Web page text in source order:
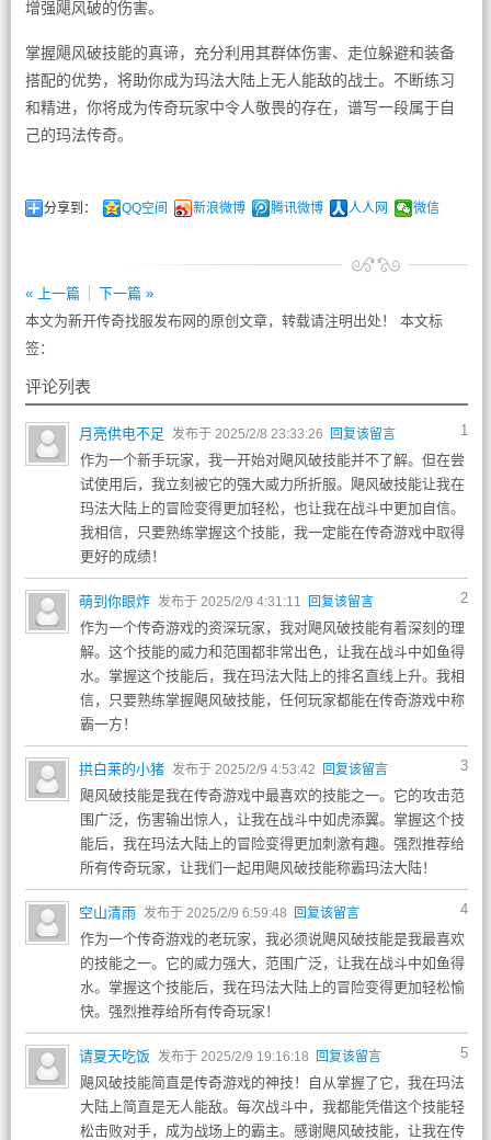
增强飓风破的伤害。
掌握飓风破技能的真谛，充分利用其群体伤害、走位躲避和装备
搭配的优势，将助你成为玛法大陆上无人能敌的战士。不断练习
和精进，你将成为传奇玩家中令人敬畏的存在，谱写一段属于自
己的玛法传奇。
分享到： QQ空间 新浪微博 腾讯微博 人人网 微信
« 上一篇
下一篇 »
本文为新开传奇找服发布网的原创文章，转载请注明出处！ 本文标
签：
评论列表
1
月亮供电不足 发布于 2025/2/8 23:33:26 回复该留言
作为一个新手玩家，我一开始对飓风破技能并不了解。但在尝
试使用后，我立刻被它的强大威力所折服。飓风破技能让我在
玛法大陆上的冒险变得更加轻松，也让我在战斗中更加自信。
我相信，只要熟练掌握这个技能，我一定能在传奇游戏中取得
更好的成绩！
2
萌到你眼炸 发布于 2025/2/9 4:31:11 回复该留言
作为一个传奇游戏的资深玩家，我对飓风破技能有着深刻的理
解。这个技能的威力和范围都非常出色，让我在战斗中如鱼得
水。掌握这个技能后，我在玛法大陆上的排名直线上升。我相
信，只要熟练掌握飓风破技能，任何玩家都能在传奇游戏中称
霸一方！
3
拱白莱的小猪 发布于 2025/2/9 4:53:42 回复该留言
飓风破技能是我在传奇游戏中最喜欢的技能之一。它的攻击范
围广泛，伤害输出惊人，让我在战斗中如虎添翼。掌握这个技
能后，我在玛法大陆上的冒险变得更加刺激有趣。强烈推荐给
所有传奇玩家，让我们一起用飓风破技能称霸玛法大陆！
4
空山清雨 发布于 2025/2/9 6:59:48 回复该留言
作为一个传奇游戏的老玩家，我必须说飓风破技能是我最喜欢
的技能之一。它的威力强大，范围广泛，让我在战斗中如鱼得
水。掌握这个技能后，我在玛法大陆上的冒险变得更加轻松愉
快。强烈推荐给所有传奇玩家！
5
请夏天吃饭 发布于 2025/2/9 19:16:18 回复该留言
飓风破技能简直是传奇游戏的神技！自从掌握了它，我在玛法
大陆上简直是无人能敌。每次战斗中，我都能凭借这个技能轻
松击败对手，成为战场上的霸主。感谢飓风破技能，让我在传